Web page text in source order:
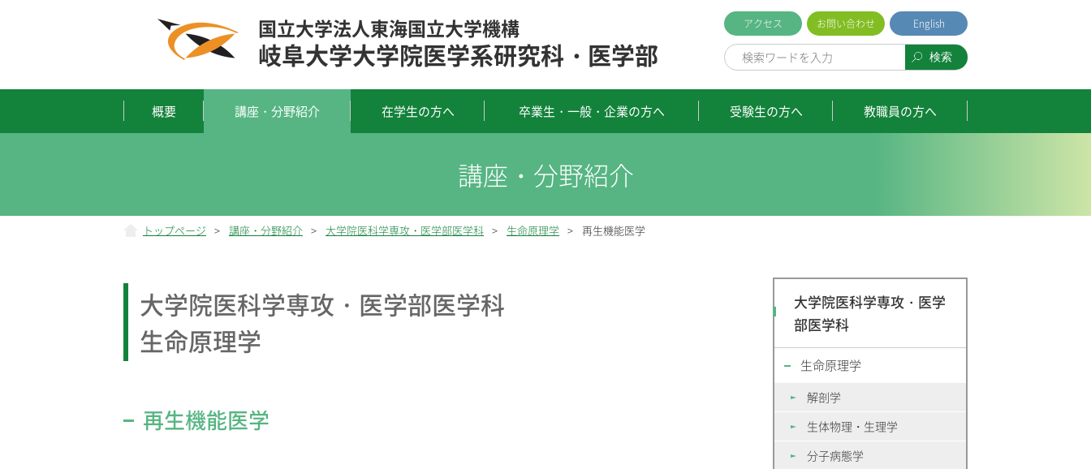
国立大学法人東海国立大学機構
岐阜大学大学院医学系研究科・医学部
アクセス お問い合わせ English
概要 講座・分野紹介 在学生の方へ 卒業生・一般・企業の方へ 受験生の方へ 教職員の方へ
トップページ > 講座・分野紹介 > 大学院医科学専攻・医学部医学科 > 生命原理学 > 再生機能医学
大学院医科学専攻・医学部医学科
生命原理学
再生機能医学
大学院医科学専攻・医学
部医学科
生命原理学
解剖学
生体物理・生理学
分子病態学